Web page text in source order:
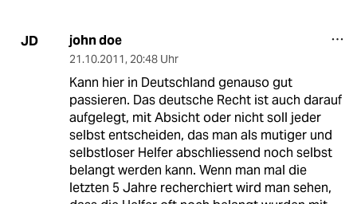
JD john doe
21.10.2011, 20:48 Uhr
Kann hier in Deutschland genauso gut
passieren. Das deutsche Recht ist auch darauf
aufgelegt, mit Absicht oder nicht soll jeder
selbst entscheiden, das man als mutiger und
selbstloser Helfer abschliessend noch selbst
belangt werden kann. Wenn man mal die
letzten 5 Jahre recherchiert wird man sehen,